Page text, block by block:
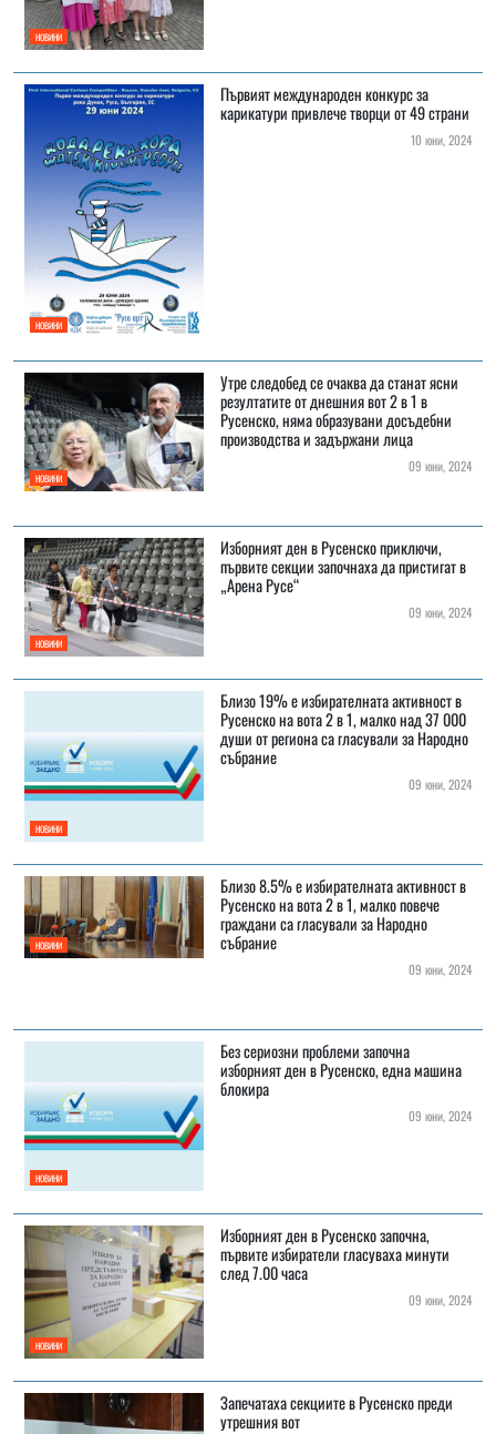
НОВИНИ
НОВИНИ
Първият международен конкурс за
карикатури привлече творци от 49 страни
10 юни, 2024
НОВИНИ
Утре следобед се очаква да станат ясни
резултатите от днешния вот 2 в 1 в
Русенско, няма образувани досъдебни
производства и задържани лица
09 юни, 2024
НОВИНИ
Изборният ден в Русенско приключи,
първите секции започнаха да пристигат в
„Арена Русе“
09 юни, 2024
НОВИНИ
Близо 19% е избирателната активност в
Русенско на вота 2 в 1, малко над 37 000
души от региона са гласували за Народно
събрание
09 юни, 2024
НОВИНИ
Близо 8.5% е избирателната активност в
Русенско на вота 2 в 1, малко повече
граждани са гласували за Народно
събрание
09 юни, 2024
НОВИНИ
Без сериозни проблеми започна
изборният ден в Русенско, една машина
блокира
09 юни, 2024
НОВИНИ
Изборният ден в Русенско започна,
първите избиратели гласуваха минути
след 7.00 часа
09 юни, 2024
Запечатаха секциите в Русенско преди
утрешния вот